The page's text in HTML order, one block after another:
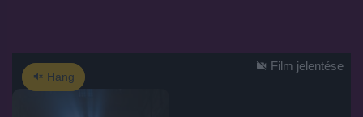
Hang
Film jelentése